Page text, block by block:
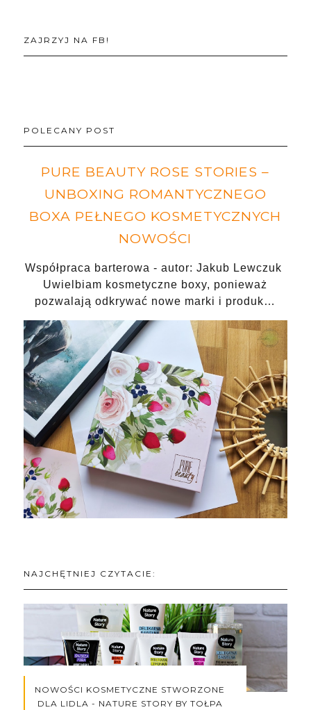
ZAJRZYJ NA FB!
POLECANY POST
PURE BEAUTY ROSE STORIES –
UNBOXING ROMANTYCZNEGO
BOXA PEŁNEGO KOSMETYCZNYCH
NOWOŚCI
Współpraca barterowa - autor: Jakub Lewczuk
Uwielbiam kosmetyczne boxy, ponieważ
pozwalają odkrywać nowe marki i produk…
NAJCHĘTNIEJ CZYTACIE:
NOWOŚCI KOSMETYCZNE STWORZONE
DLA LIDLA - NATURE STORY BY TOŁPA